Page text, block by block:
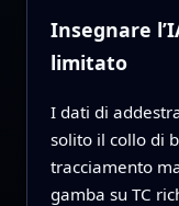
Insegnare
limitato
I dati di
solito il collo di
tracciamento
gamba su TC